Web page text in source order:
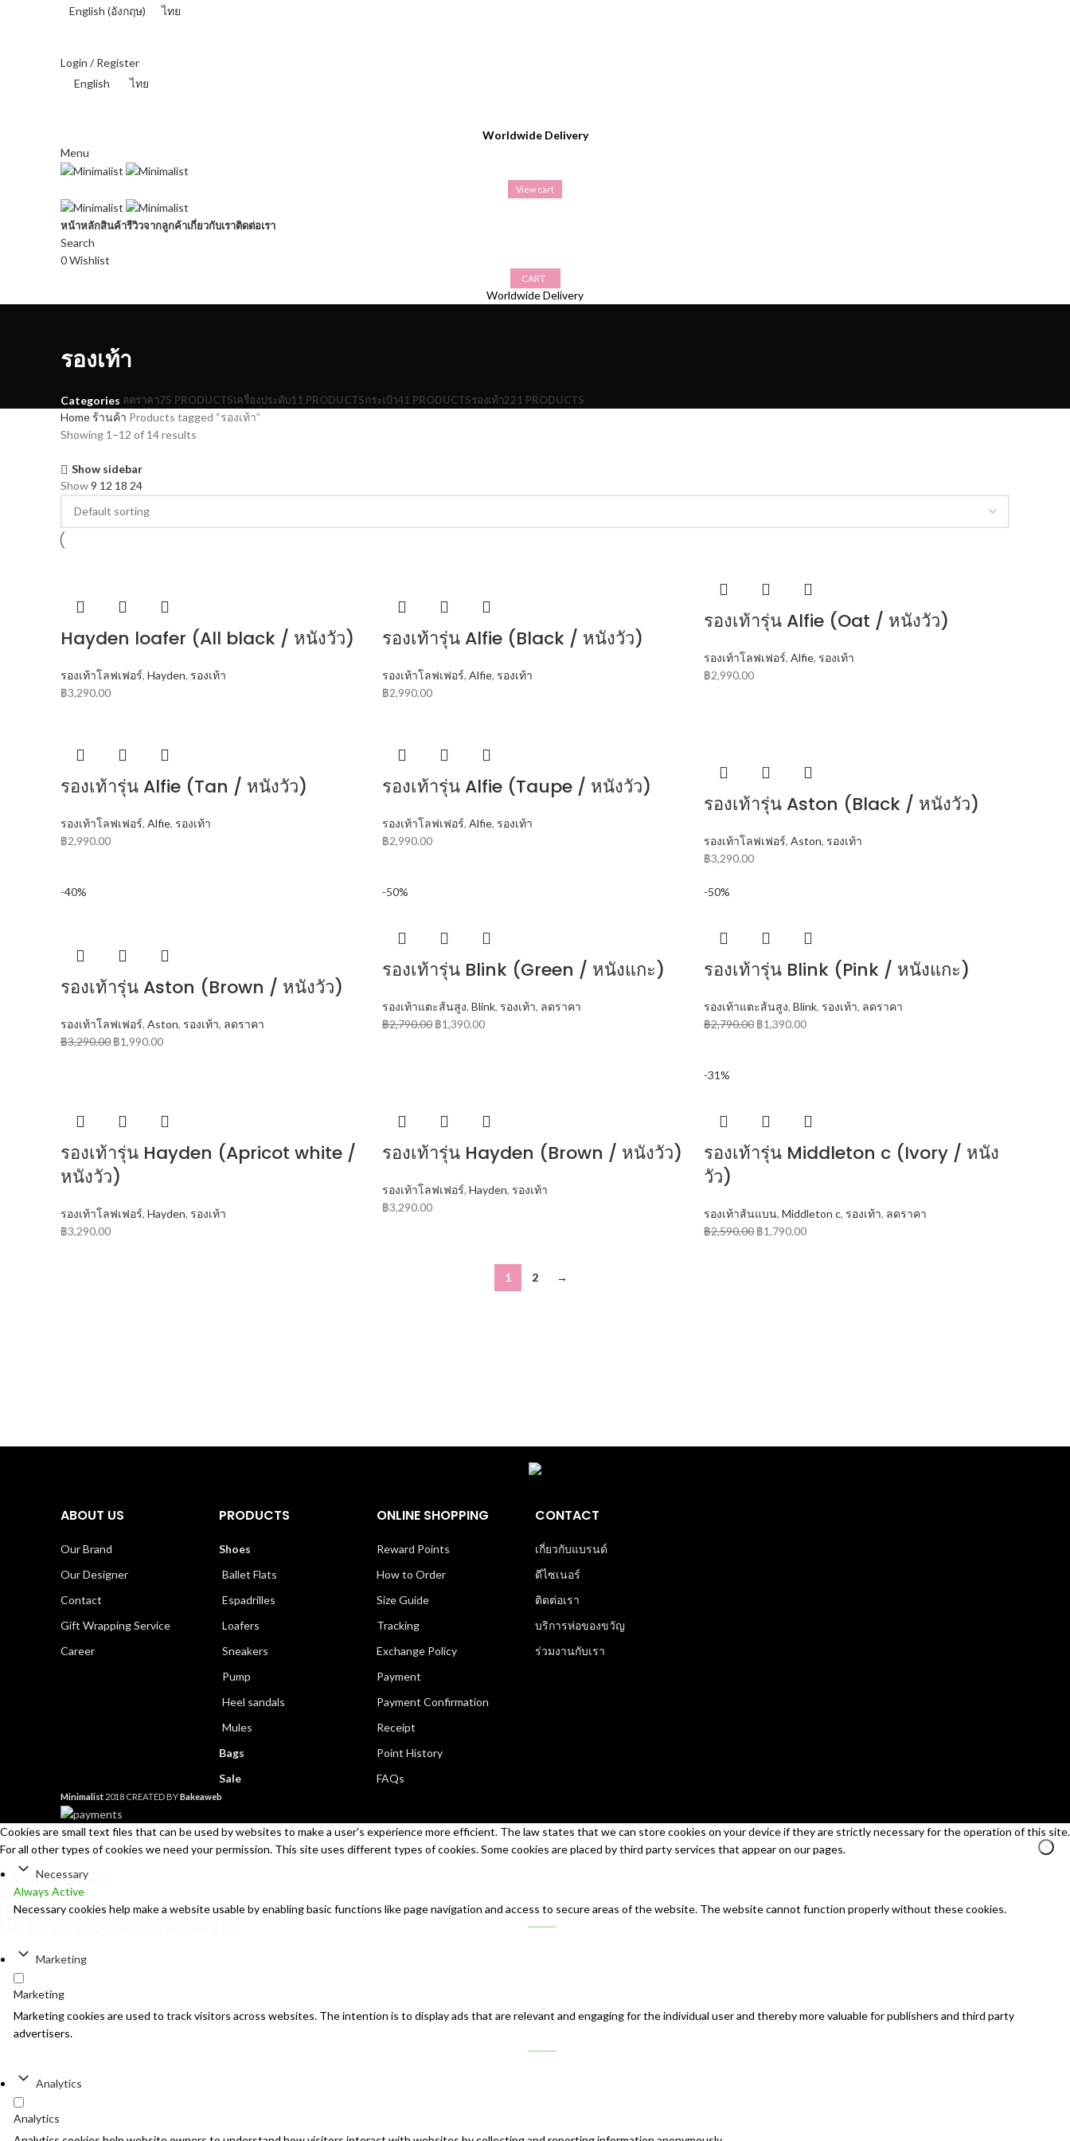
English (อังกฤษ) ไทย
Login / Register
English
ไทย
Worldwide Delivery
Menu
View cart
หน้าหลักสินค้ารีวิวจากลูกค้าเกี่ยวกับเราติดต่อเรา
Search
0Wishlist
CART
Worldwide Delivery
รองเท้า
Categories ลดราคา75 PRODUCTSเครื่องประดับ11 PRODUCTSกระเป๋า41 PRODUCTSรองเท้า221 PRODUCTS
Home ร้านค้า Products tagged “รองเท้า”
Showing 1–12 of 14 results
Show sidebar
Show9 12 18 24
Hayden loafer (All black / หนังวัว)
รองเท้าโลฟเฟอร์, Hayden, รองเท้า
฿3,290.00
รองเท้ารุ่น Alfie (Black / หนังวัว)
รองเท้าโลฟเฟอร์, Alfie, รองเท้า
฿2,990.00
รองเท้ารุ่น Alfie (Oat / หนังวัว)
รองเท้าโลฟเฟอร์, Alfie, รองเท้า
฿2,990.00
รองเท้ารุ่น Alfie (Tan / หนังวัว)
รองเท้าโลฟเฟอร์, Alfie, รองเท้า
฿2,990.00
รองเท้ารุ่น Alfie (Taupe / หนังวัว)
รองเท้าโลฟเฟอร์, Alfie, รองเท้า
฿2,990.00
รองเท้ารุ่น Aston (Black / หนังวัว)
รองเท้าโลฟเฟอร์, Aston, รองเท้า
฿3,290.00
-40%
รองเท้ารุ่น Aston (Brown / หนังวัว)
รองเท้าโลฟเฟอร์, Aston, รองเท้า, ลดราคา
฿3,290.00 ฿1,990.00
-50%
รองเท้ารุ่น Blink (Green / หนังแกะ)
รองเท้าแตะส้นสูง, Blink, รองเท้า, ลดราคา
฿2,790.00 ฿1,390.00
-50%
รองเท้ารุ่น Blink (Pink / หนังแกะ)
รองเท้าแตะส้นสูง, Blink, รองเท้า, ลดราคา
฿2,790.00 ฿1,390.00
รองเท้ารุ่น Hayden (Apricot white /
หนังวัว)
รองเท้าโลฟเฟอร์, Hayden, รองเท้า
฿3,290.00
รองเท้ารุ่น Hayden (Brown / หนังวัว)
รองเท้าโลฟเฟอร์, Hayden, รองเท้า
฿3,290.00
-31%
รองเท้ารุ่น Middleton c (Ivory / หนัง
วัว)
รองเท้าส้นแบน, Middleton c, รองเท้า, ลดราคา
฿2,590.00 ฿1,790.00
1 2 →
ABOUT US
Our Brand
Our Designer
Contact
Gift Wrapping Service
Career
PRODUCTS
Shoes
Ballet Flats
Espadrilles
Loafers
Sneakers
Pump
Heel sandals
Mules
Bags
Sale
ONLINE SHOPPING
Reward Points
How to Order
Size Guide
Tracking
Exchange Policy
Payment
Payment Confirmation
Receipt
Point History
FAQs
CONTACT
เกี่ยวกับแบรนด์
ดีไซเนอร์
ติดต่อเรา
บริการห่อของขวัญ
ร่วมงานกับเรา
Minimalist 2018 CREATED BYBakeaweb
Search
Cookies are small text files that can be used by websites to make a user's experience more efficient. The law states that we can store cookies on your device if they are strictly necessary for the operation of this site.
For all other types of cookies we need your permission. This site uses different types of cookies. Some cookies are placed by third party services that appear on our pages.
Necessary
Always Active
Necessary cookies help make a website usable by enabling basic functions like page navigation and access to secure areas of the website. The website cannot function properly without these cookies.
Marketing
Marketing
Marketing cookies are used to track visitors across websites. The intention is to display ads that are relevant and engaging for the individual user and thereby more valuable for publishers and third party
advertisers.
Analytics
Analytics